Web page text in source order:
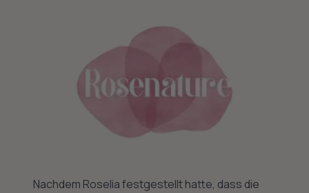
Nachdem Roselia festgestellt hatte, dass die